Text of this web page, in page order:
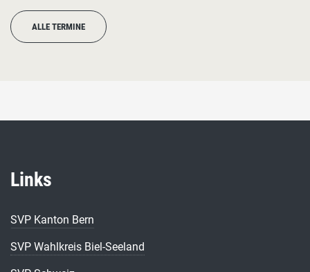
ALLE TERMINE
Links
SVP Kanton Bern
SVP Wahlkreis Biel-Seeland